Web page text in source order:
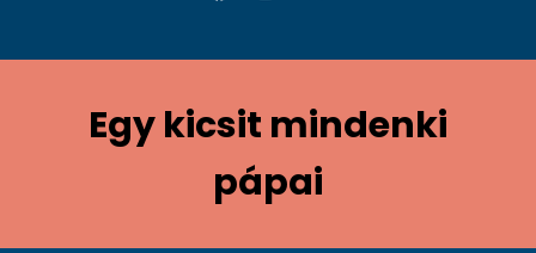
Egy kicsit mindenki
pápai